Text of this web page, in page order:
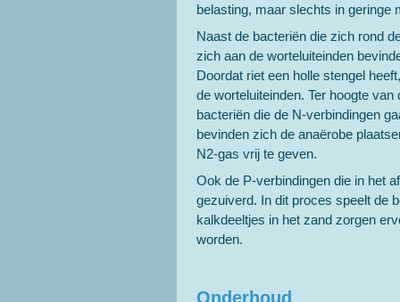
belasting, maar slechts in geringe
Naast de bacteriën die zich rond
zich aan de worteluiteinden
Doordat riet een holle stengel
de worteluiteinden. Ter hoogte
bacteriën die de N-verbindingen
bevinden zich de anaërobe
N2-gas vrij te geven.
Ook de P-verbindingen die in het
gezuiverd. In dit proces speelt de
kalkdeeltjes in het zand zorgen
worden.
Onderhoud